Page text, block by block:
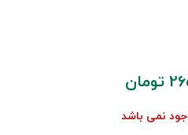
تومان
نمی باشد